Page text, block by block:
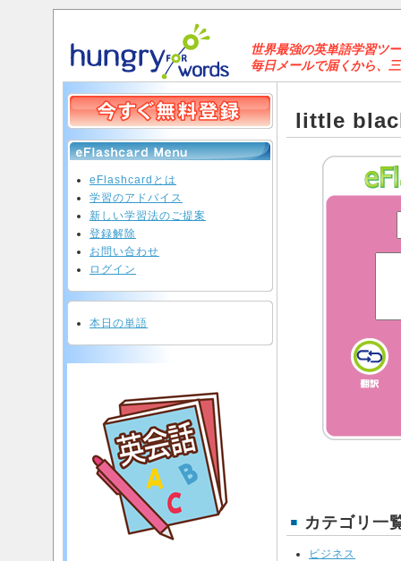
世界最強の英単語学習ツ
毎日メールで届くから、
little
カテゴリ一
ビジネス
eFlashcardとは
学習のアドバイス
新しい学習法のご提案
登録解除
お問い合わせ
ログイン
本日の単語